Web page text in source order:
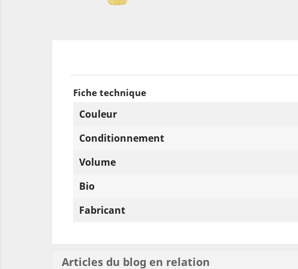
Fiche technique
Couleur
Conditionnement
Volume
Bio
Fabricant
Articles du blog en relation